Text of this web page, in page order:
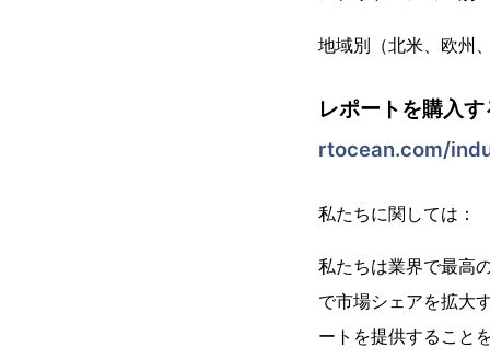
地域別（北米、欧州
レポートを購入
rtocean.com/
私たちに関しては：
私たちは業界で最高
で市場シェアを拡大
ートを提供すること